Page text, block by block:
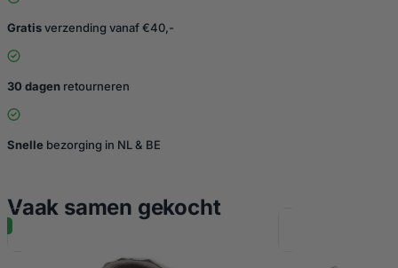
Gratisverzending vanaf €40,-
30 dagen retourneren
Snelle bezorging in NL & BE
Vaak samen gekocht